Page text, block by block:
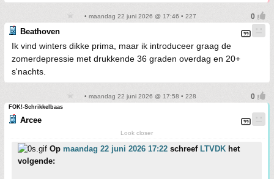
• maandag 22 juni 2026 @ 17:46 • 227
Beathoven
Ik vind winters dikke prima, maar ik introduceer graag de
zomerdepressie met drukkende 36 graden overdag en 20+
s'nachts.
• maandag 22 juni 2026 @ 17:58 • 228
FOK!-Schrikkelbaas
Arcee
Look closer
Op maandag 22 juni 2026 17:22 schreef LTVDK het
volgende: